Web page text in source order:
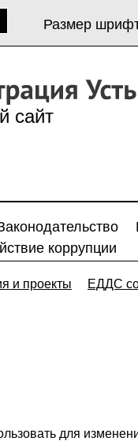
Размер
сайт
коррупции
и проекты ЕДДС
для